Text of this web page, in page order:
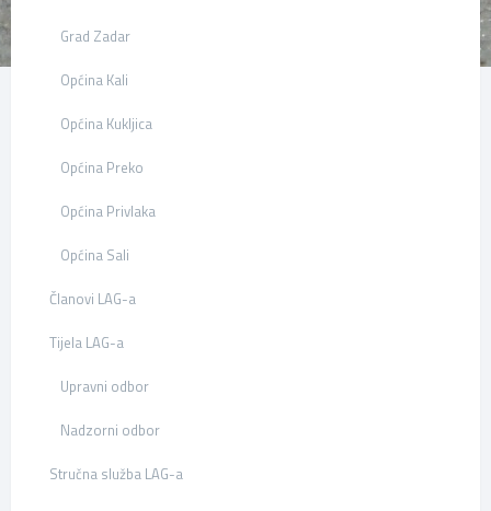
Grad Zadar
Općina Kali
Općina Kukljica
Općina Preko
Općina Privlaka
Općina Sali
Članovi LAG-a
Tijela LAG-a
Upravni odbor
Nadzorni odbor
Stručna služba LAG-a